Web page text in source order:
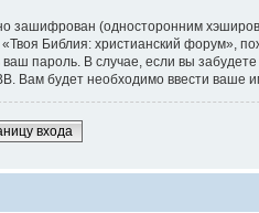
зашифрован (односторонним
Библия: христианский форум»,
пароль. В случае, если вы
Вам будет необходимо ввести ваше
входа